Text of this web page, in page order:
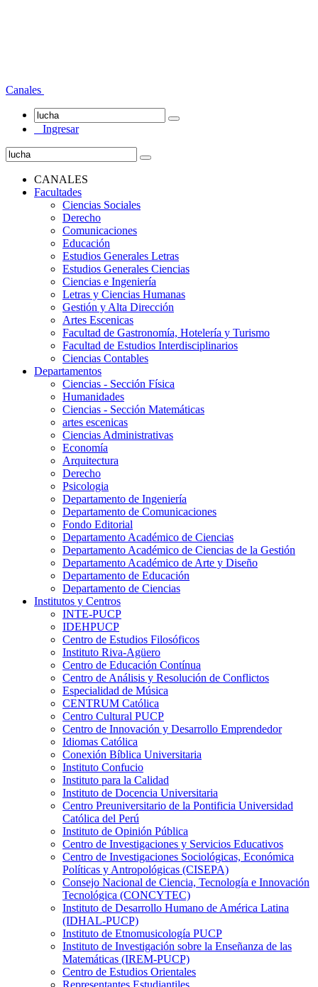
Canales
Ingresar
CANALES
Facultades
Ciencias Sociales
Derecho
Comunicaciones
Educación
Estudios Generales Letras
Estudios Generales Ciencias
Ciencias e Ingeniería
Letras y Ciencias Humanas
Gestión y Alta Dirección
Artes Escenicas
Facultad de Gastronomía, Hotelería y Turismo
Facultad de Estudios Interdisciplinarios
Ciencias Contables
Departamentos
Ciencias - Sección Física
Humanidades
Ciencias - Sección Matemáticas
artes escenicas
Ciencias Administrativas
Economía
Arquitectura
Derecho
Psicologia
Departamento de Ingeniería
Departamento de Comunicaciones
Fondo Editorial
Departamento Académico de Ciencias
Departamento Académico de Ciencias de la Gestión
Departamento Académico de Arte y Diseño
Departamento de Educación
Departamento de Ciencias
Institutos y Centros
INTE-PUCP
IDEHPUCP
Centro de Estudios Filosóficos
Instituto Riva-Agüero
Centro de Educación Contínua
Centro de Análisis y Resolución de Conflictos
Especialidad de Música
CENTRUM Católica
Centro Cultural PUCP
Centro de Innovación y Desarrollo Emprendedor
Idiomas Católica
Conexión Bíblica Universitaria
Instituto Confucio
Instituto para la Calidad
Instituto de Docencia Universitaria
Centro Preuniversitario de la Pontificia Universidad
Católica del Perú
Instituto de Opinión Pública
Centro de Investigaciones y Servicios Educativos
Centro de Investigaciones Sociológicas, Económica
Políticas y Antropológicas (CISEPA)
Consejo Nacional de Ciencia, Tecnología e Innovación
Tecnológica (CONCYTEC)
Instituto de Desarrollo Humano de América Latina
(IDHAL-PUCP)
Instituto de Etnomusicología PUCP
Instituto de Investigación sobre la Enseñanza de las
Matemáticas (IREM-PUCP)
Centro de Estudios Orientales
Representantes Estudiantiles